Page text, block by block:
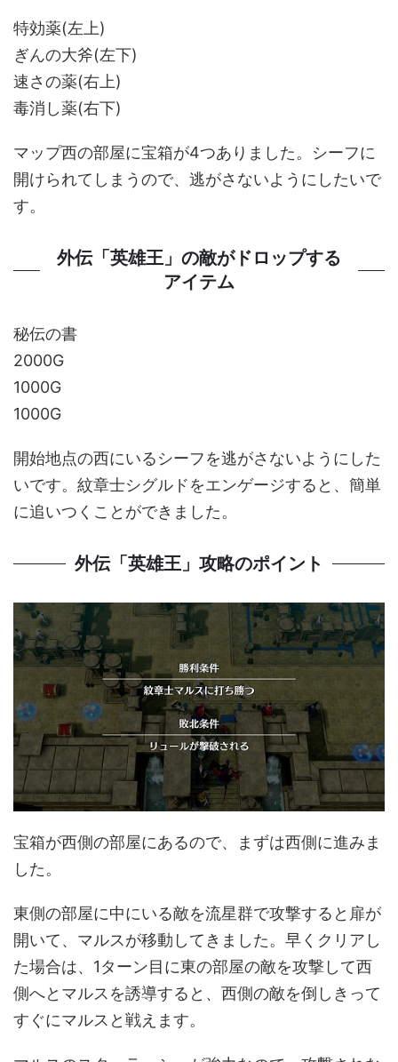
特効薬(左上)
ぎんの大斧(左下)
速さの薬(右上)
毒消し薬(右下)
マップ西の部屋に宝箱が4つありました。シーフに
開けられてしまうので、逃がさないようにしたいで
す。
外伝「英雄王」の敵がドロップする
アイテム
秘伝の書
2000G
1000G
1000G
開始地点の西にいるシーフを逃がさないようにした
いです。紋章士シグルドをエンゲージすると、簡単
に追いつくことができました。
外伝「英雄王」攻略のポイント
宝箱が西側の部屋にあるので、まずは西側に進みま
した。
東側の部屋に中にいる敵を流星群で攻撃すると扉が
開いて、マルスが移動してきました。早くクリアし
た場合は、1ターン目に東の部屋の敵を攻撃して西
側へとマルスを誘導すると、西側の敵を倒しきって
すぐにマルスと戦えます。